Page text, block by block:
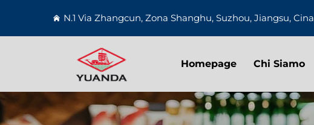
N.1 Via Zhangcun, Zona Shanghu, Suzhou, Jiangsu, Cina
Homepage Chi Siamo